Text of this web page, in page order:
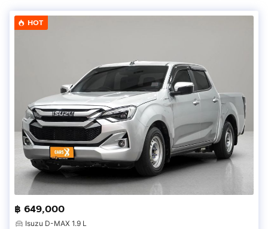
HOT
฿ 649,000
Isuzu D-MAX 1.9 L